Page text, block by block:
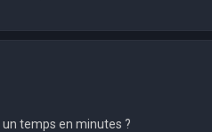
temps en minutes ?